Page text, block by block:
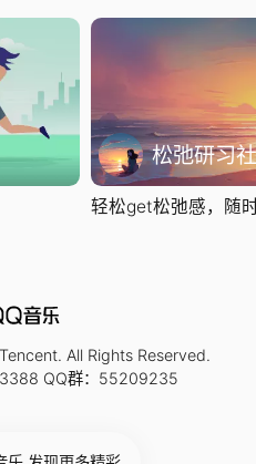
松弛研习社
轻松get松弛感，随
Tencent. All Rights Reserved.
QQ群：55209235